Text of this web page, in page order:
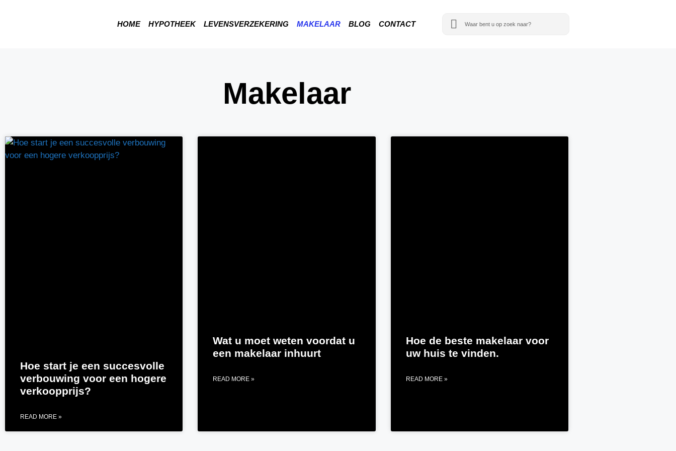
HOME HYPOTHEEK LEVENSVERZEKERING MAKELAAR BLOG CONTACT
Makelaar
Hoe start je een succesvolle
verbouwing voor een hogere
verkoopprijs?
READ MORE »
Wat u moet weten voordat u
een makelaar inhuurt
READ MORE »
Hoe de beste makelaar voor
uw huis te vinden.
READ MORE »